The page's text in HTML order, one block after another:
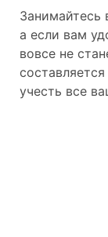
Занимайтесь
а если вам
вовсе не
учесть все